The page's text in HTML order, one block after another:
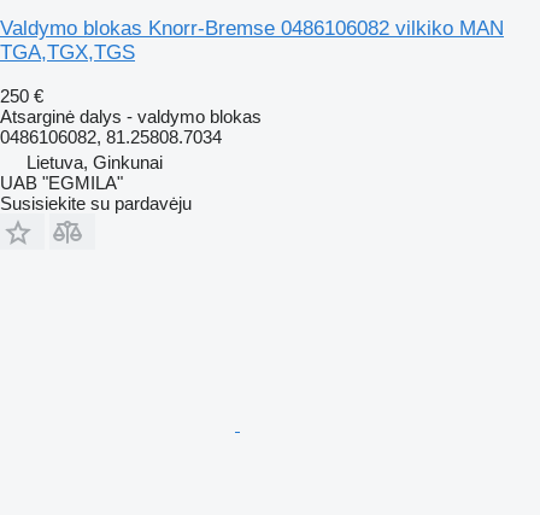
Valdymo blokas Knorr-Bremse 0486106082 vilkiko MAN
TGA,TGX,TGS
250 €
Atsarginė dalys - valdymo blokas
0486106082, 81.25808.7034
Lietuva, Ginkunai
UAB "EGMILA"
Susisiekite su pardavėju